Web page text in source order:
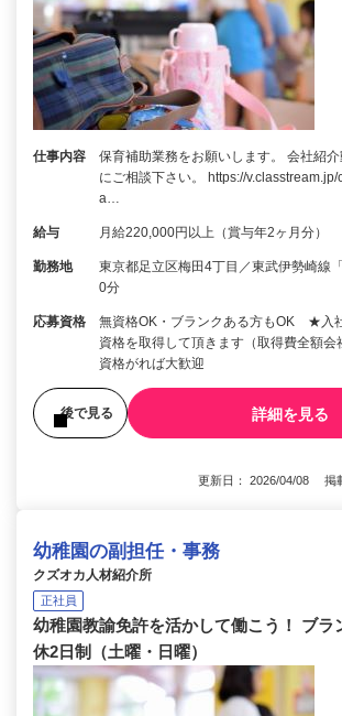
仕事内容
保育補助業務をお願いします。 会社紹
にご相談下さい。 https://
a…
給与 月給220,000円以上（賞与年2ヶ月分）
勤務地
東京都足立区梅田4丁目／東武伊勢崎線
0分
応募資格
無資格OK・ブランクある方もOK ★入
資格を取得して頂きます（取得費全額
資格がれば大歓迎
後で見る 詳細を見る
更新日： 2026/04/08 掲
幼稚園の副担任・事務
クズオカ人材紹介所
正社員
幼稚園教諭免許を活かして働こう！ ブ
休2日制（土曜・日曜）